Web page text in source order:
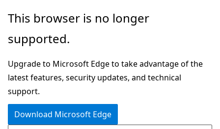
Skip
main
This browser is no longer
supported.
Upgrade to Microsoft Edge to take advantage of the
latest features, security updates, and technical
support.
Download Microsoft Edge